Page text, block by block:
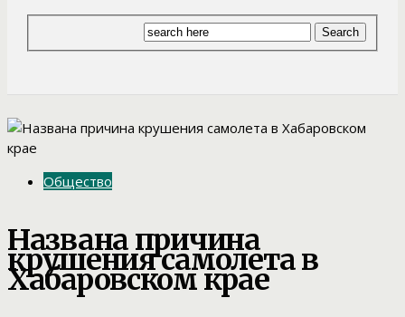
Общество
Названа причина
крушения самолета в
Хабаровском крае